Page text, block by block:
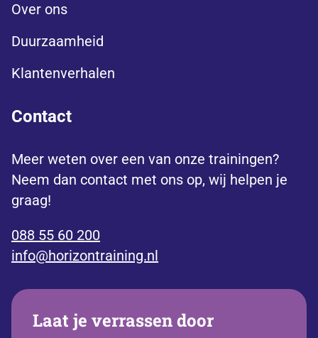
Over ons
Duurzaamheid
Klantenverhalen
Contact
Meer weten over een van onze trainingen?
Neem dan contact met ons op, wij helpen je
graag!
088 55 60 200
info@horizontraining.nl
Laat je verrassen door